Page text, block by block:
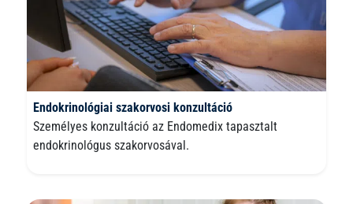
Endokrinológiai szakorvosi konzultáció
Személyes konzultáció az Endomedix tapasztalt
endokrinológus szakorvosával.